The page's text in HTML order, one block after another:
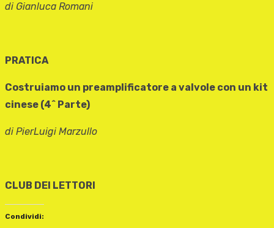
di Gianluca Romani
PRATICA
Costruiamo un preamplificatore a valvole con un kit
cinese (4^ Parte)
di PierLuigi Marzullo
CLUB DEI LETTORI
Condividi: